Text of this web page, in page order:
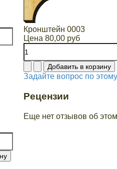
Кронштейн 0003
Цена 80,00 руб
Задайте вопрос по
Рецензии
Еще нет отзывов об